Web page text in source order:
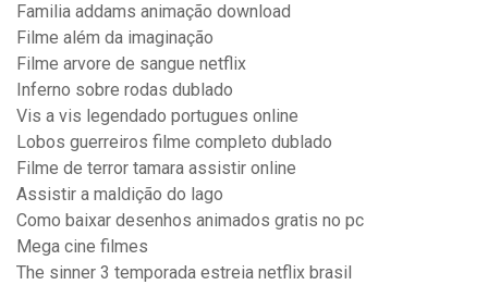
Familia addams animação download
Filme além da imaginação
Filme arvore de sangue netflix
Inferno sobre rodas dublado
Vis a vis legendado portugues online
Lobos guerreiros filme completo dublado
Filme de terror tamara assistir online
Assistir a maldição do lago
Como baixar desenhos animados gratis no pc
Mega cine filmes
The sinner 3 temporada estreia netflix brasil